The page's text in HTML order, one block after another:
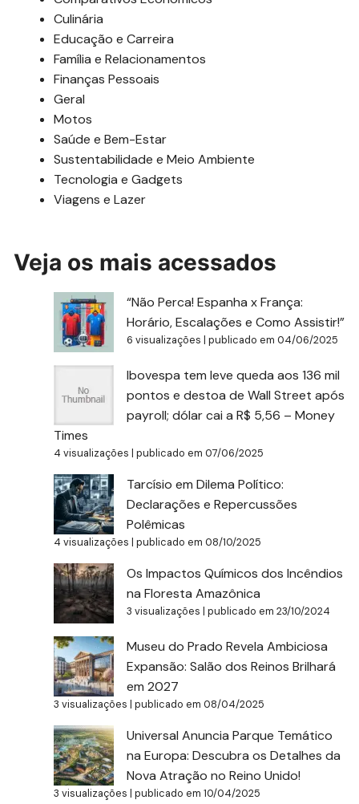
Culinária
Educação e Carreira
Família e Relacionamentos
Finanças Pessoais
Geral
Motos
Saúde e Bem-Estar
Sustentabilidade e Meio Ambiente
Tecnologia e Gadgets
Viagens e Lazer
Veja os mais acessados
“Não Perca! Espanha x França:
Horário, Escalações e Como Assistir!”
6 visualizações |publicado em 04/06/2025
Ibovespa tem leve queda aos 136 mil
pontos e destoa de Wall Street após
payroll; dólar cai a R$ 5,56 – Money
Times
4 visualizações |publicado em 07/06/2025
Tarcísio em Dilema Político:
Declarações e Repercussões
Polêmicas
4 visualizações |publicado em 08/10/2025
Os Impactos Químicos dos Incêndios
na Floresta Amazônica
3 visualizações |publicado em 23/10/2024
Museu do Prado Revela Ambiciosa
Expansão: Salão dos Reinos Brilhará
em 2027
3 visualizações |publicado em 08/04/2025
Universal Anuncia Parque Temático
na Europa: Descubra os Detalhes da
Nova Atração no Reino Unido!
3 visualizações |publicado em 10/04/2025